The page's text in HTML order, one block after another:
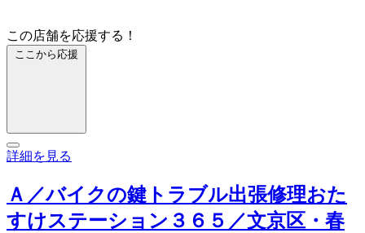
この店舗を応援する！
ここから応援
詳細を見る
Ａ／バイクの鍵トラブル出張修理おた
すけステーション３６５／文京区・春